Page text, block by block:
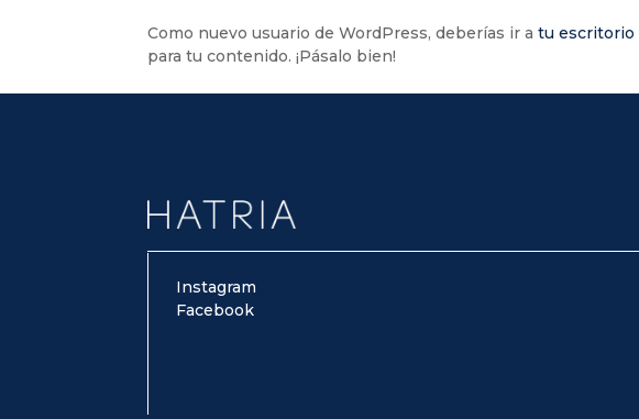
Como nuevo usuario de WordPress, deberías ir atu escritorio
para tu contenido. ¡Pásalo bien!
Instagram
Facebook